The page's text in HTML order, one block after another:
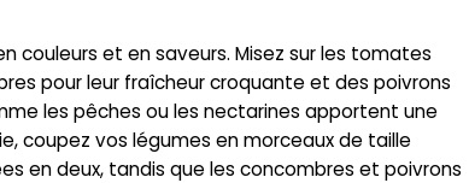
couleurs et en saveurs. Misez sur les tomates
pour leur fraîcheur croquante et des poivrons
les pêches ou les nectarines apportent une
coupez vos légumes en morceaux de taille
en deux, tandis que les concombres et poivrons